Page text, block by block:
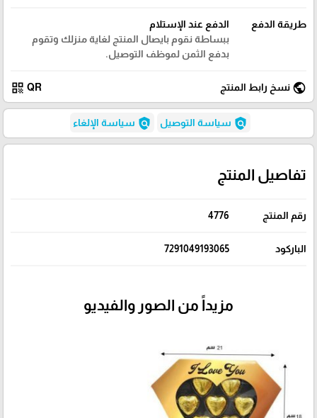
طريقة الدفع
الدفع عند الإستلام
ببساطة نقوم بايصال المنتج لغاية منزلك وتقوم
بدفع الثمن لموظف التوصيل.
public نسخ رابط المنتج QR
qr_code
policy سياسة التوصيل policy سياسة الإلغاء
تفاصيل المنتج
رقم المنتج 4776
الباركود 7291049193065
مزيداً من الصور والفيديو